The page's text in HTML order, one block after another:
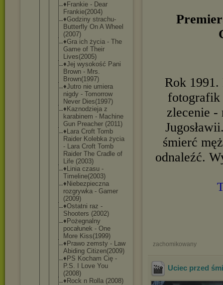
♦Frankie - Dear
Frankie(2004)
♦Godziny strachu-
Butterfly On A Wheel
(2007)
♦Gra ich życia - The
Game of Their
Lives(2005)
♦Jej wysokość Pani
Brown - Mrs.
Brown(1997)
♦Jutro nie umiera
nigdy - Tomorrow
Never Dies(1997)
♦Kaznodzieja z
karabinem - Machine
Gun Preacher (2011)
♦Lara Croft Tomb
Raider Kolebka życia
- Lara Croft Tomb
Raider The Cradle of
Life (2003)
♦Linia czasu -
Timeline(2003)
♦Niebezpieczna
rozgrywka - Gamer
(2009)
♦Ostatni raz -
Shooters (2002)
♦Pożegnalny
pocałunek - One
More Kiss(1999)
♦Prawo zemsty - Law
Abiding Citizen(2009)
♦PS Kocham Cię -
P.S. I Love You
(2008)
♦Rock n Rolla (2008)
Rok
fotografik
zlecenie -
śmierć
odnaleźć.
zachomikowany
Uciec przed